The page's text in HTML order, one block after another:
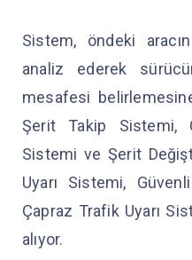
Sistem, öndeki
analiz ederek
mesafesi
Şerit Takip Sistemi,
Sistemi ve Şerit
Uyarı Sistemi,
Çapraz Trafik Uyarı
alıyor.